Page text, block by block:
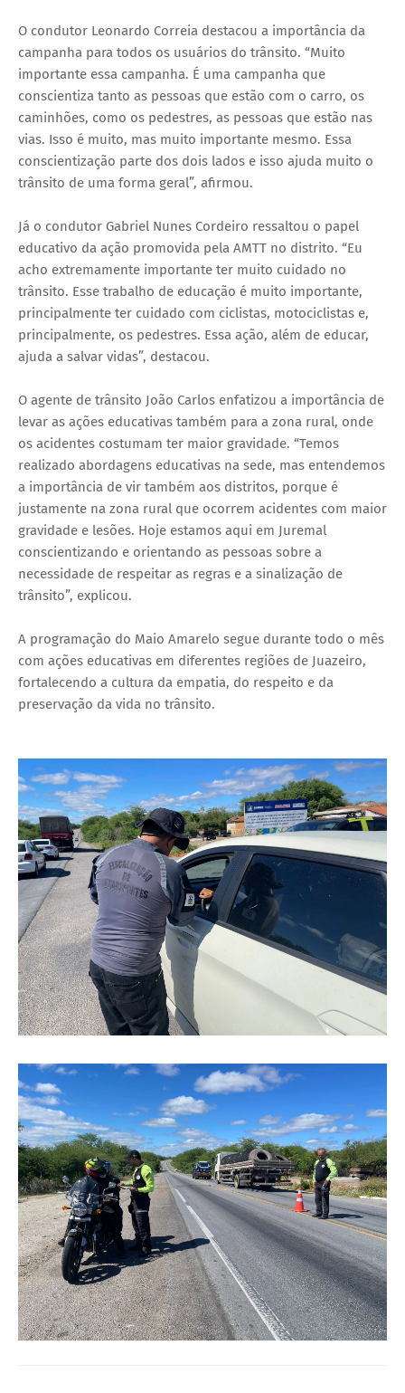
O condutor Leonardo Correia destacou a importância da
campanha para todos os usuários do trânsito. “Muito
importante essa campanha. É uma campanha que
conscientiza tanto as pessoas que estão com o carro, os
caminhões, como os pedestres, as pessoas que estão nas
vias. Isso é muito, mas muito importante mesmo. Essa
conscientização parte dos dois lados e isso ajuda muito o
trânsito de uma forma geral”, afirmou.
Já o condutor Gabriel Nunes Cordeiro ressaltou o papel
educativo da ação promovida pela AMTT no distrito. “Eu
acho extremamente importante ter muito cuidado no
trânsito. Esse trabalho de educação é muito importante,
principalmente ter cuidado com ciclistas, motociclistas e,
principalmente, os pedestres. Essa ação, além de educar,
ajuda a salvar vidas”, destacou.
O agente de trânsito João Carlos enfatizou a importância de
levar as ações educativas também para a zona rural, onde
os acidentes costumam ter maior gravidade. “Temos
realizado abordagens educativas na sede, mas entendemos
a importância de vir também aos distritos, porque é
justamente na zona rural que ocorrem acidentes com maior
gravidade e lesões. Hoje estamos aqui em Juremal
conscientizando e orientando as pessoas sobre a
necessidade de respeitar as regras e a sinalização de
trânsito”, explicou.
A programação do Maio Amarelo segue durante todo o mês
com ações educativas em diferentes regiões de Juazeiro,
fortalecendo a cultura da empatia, do respeito e da
preservação da vida no trânsito.